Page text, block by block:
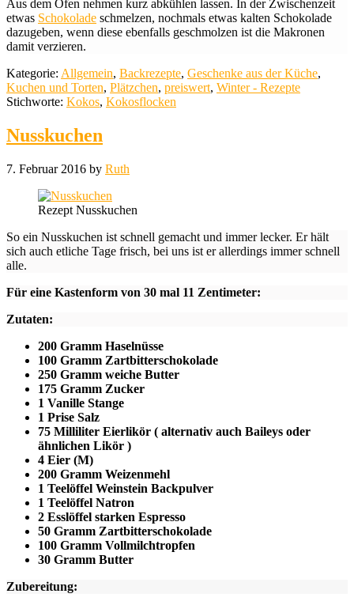
Aus dem Ofen nehmen kurz abkühlen lassen. In der Zwischenzeit
etwas Schokolade schmelzen, nochmals etwas kalten Schokolade
dazugeben, wenn diese ebenfalls geschmolzen ist die Makronen
damit verzieren.
Kategorie: Allgemein, Backrezepte, Geschenke aus der Küche,
Kuchen und Torten, Plätzchen, preiswert, Winter - Rezepte
Stichworte: Kokos, Kokosflocken
Nusskuchen
7. Februar 2016 by Ruth
Rezept Nusskuchen
So ein Nusskuchen ist schnell gemacht und immer lecker. Er hält
sich auch etliche Tage frisch, bei uns ist er allerdings immer schnell
alle.
Für eine Kastenform von 30 mal 11 Zentimeter:
Zutaten:
200 Gramm Haselnüsse
100 Gramm Zartbitterschokolade
250 Gramm weiche Butter
175 Gramm Zucker
1 Vanille Stange
1 Prise Salz
75 Milliliter Eierlikör ( alternativ auch Baileys oder
ähnlichen Likör )
4 Eier (M)
200 Gramm Weizenmehl
1 Teelöffel Weinstein Backpulver
1 Teelöffel Natron
2 Esslöffel starken Espresso
50 Gramm Zartbitterschokolade
100 Gramm Vollmilchtropfen
30 Gramm Butter
Zubereitung: